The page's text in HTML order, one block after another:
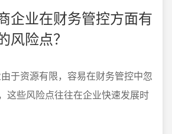
企业在财务管控方面有
风险点？
于资源有限，容易在财务管控中忽
这些风险点往往在企业快速发展时